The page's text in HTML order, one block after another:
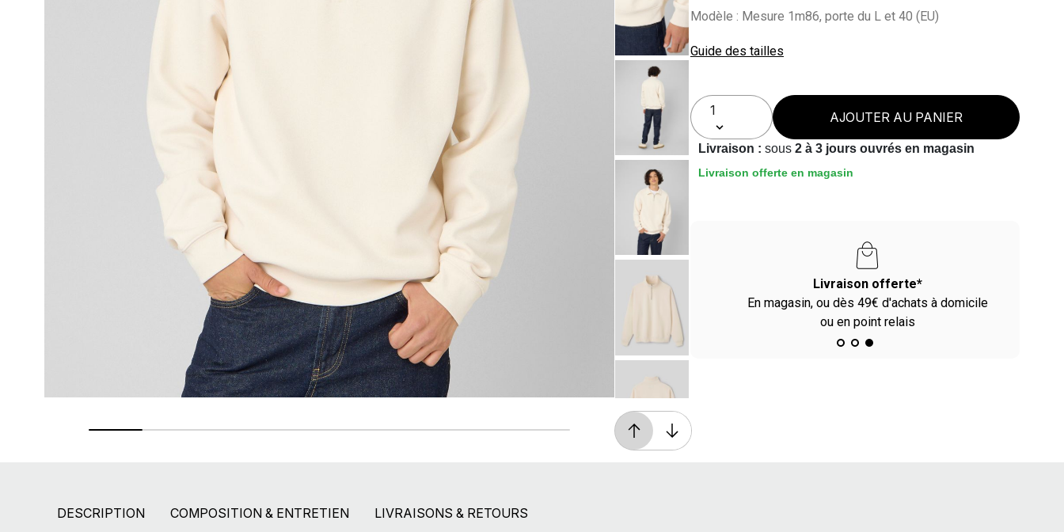
Modèle : Mesure 1m86, porte du L et 40 (EU)
Guide des tailles
AJOUTER AU PANIER
Livraison : sous 2 à 3 jours ouvrés en magasin
Livraison offerte en magasin
Paiement en 2X - 3X - 4X
Avec Paypal et dès 60€ avec Alma
Livraison offerte*
En magasin, ou dès 49€ d'achats à domicile
ou en point relais
DESCRIPTION COMPOSITION & ENTRETIEN LIVRAISONS & RETOURS